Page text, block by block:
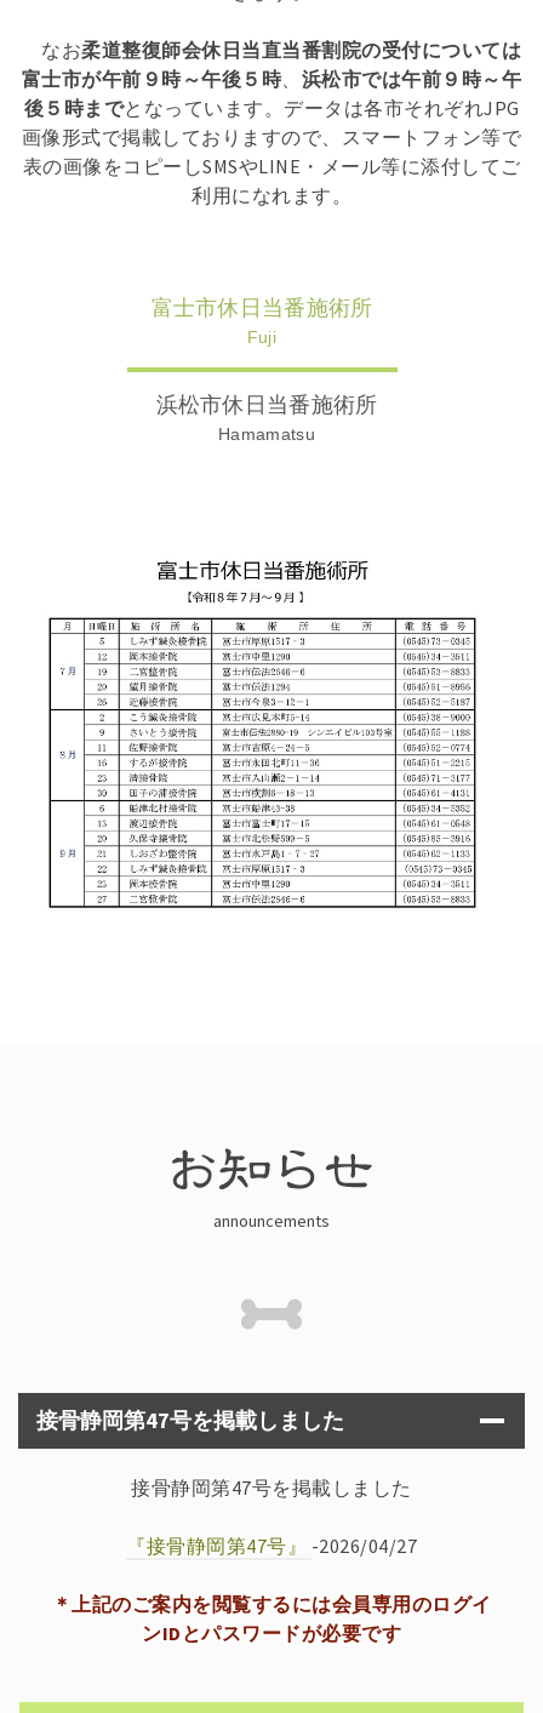
なお柔道整復師会休日当直当番割院の受付については
富士市が午前９時～午後５時、 浜松市では午前９時～午
後５時までとなっています。データは各市それぞれJPG
画像形式で掲載しておりますので、スマートフォン等で
表の画像をコピーしSMSやLINE・メール等に添付してご
利用になれます。
富士市休日当番施術所
Fuji
浜松市休日当番施術所
Hamamatsu
announcements
接骨静岡第47号を掲載しました
接骨静岡第47号を掲載しました
『接骨静岡第47号』 -2026/04/27
＊上記のご案内を閲覧するには会員専用のログイ
ンIDとパスワードが必要です